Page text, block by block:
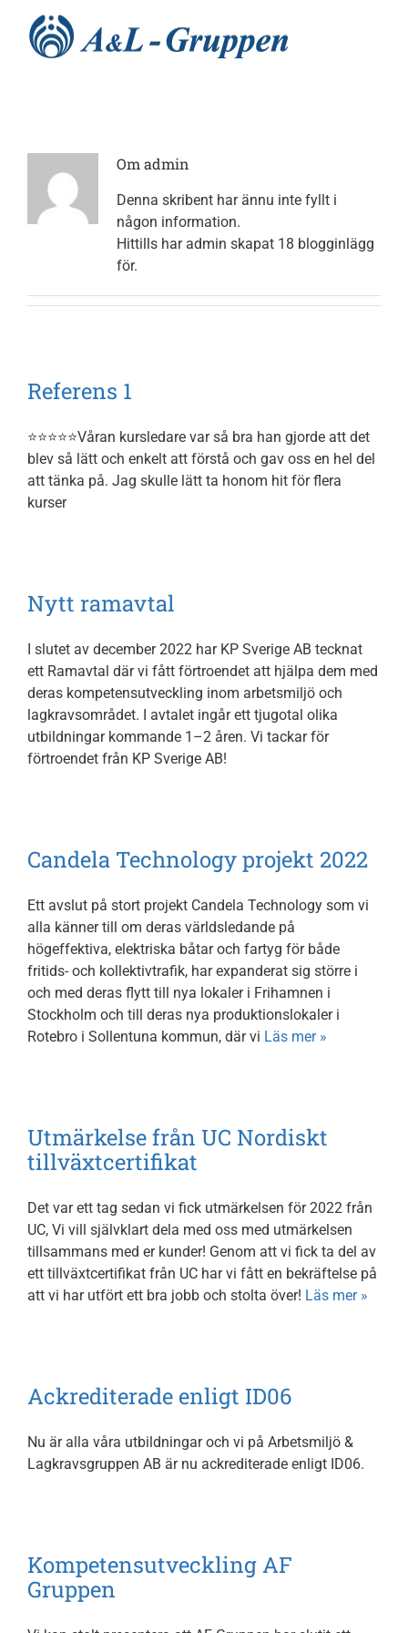
innehållet
Nyheter
Tjänster
Kontakt
Om admin
Denna skribent har ännu inte fyllt i
någon information.
Hittills har admin skapat 18 blogginlägg
för.
Referens 1
⭐⭐⭐⭐⭐Våran kursledare var så bra han gjorde att det
blev så lätt och enkelt att förstå och gav oss en hel del
att tänka på. Jag skulle lätt ta honom hit för flera
kurser
Nytt ramavtal
I slutet av december 2022 har KP Sverige AB tecknat
ett Ramavtal där vi fått förtroendet att hjälpa dem med
deras kompetensutveckling inom arbetsmiljö och
lagkravsområdet. I avtalet ingår ett tjugotal olika
utbildningar kommande 1–2 åren. Vi tackar för
förtroendet från KP Sverige AB!
Candela Technology projekt 2022
Ett avslut på stort projekt Candela Technology som vi
alla känner till om deras världsledande på
högeffektiva, elektriska båtar och fartyg för både
fritids- och kollektivtrafik, har expanderat sig större i
och med deras flytt till nya lokaler i Frihamnen i
Stockholm och till deras nya produktionslokaler i
Rotebro i Sollentuna kommun, där vi Läs mer »
Utmärkelse från UC Nordiskt
tillväxtcertifikat
Det var ett tag sedan vi fick utmärkelsen för 2022 från
UC, Vi vill självklart dela med oss med utmärkelsen
tillsammans med er kunder! Genom att vi fick ta del av
ett tillväxtcertifikat från UC har vi fått en bekräftelse på
att vi har utfört ett bra jobb och stolta över! Läs mer »
Ackrediterade enligt ID06
Nu är alla våra utbildningar och vi på Arbetsmiljö &
Lagkravsgruppen AB är nu ackrediterade enligt ID06.
Kompetensutveckling AF
Gruppen